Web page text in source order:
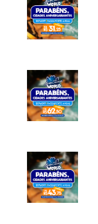
INFO
INFO
INFO